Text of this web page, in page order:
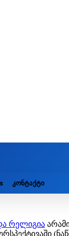
კონტაქტი
რელიგია